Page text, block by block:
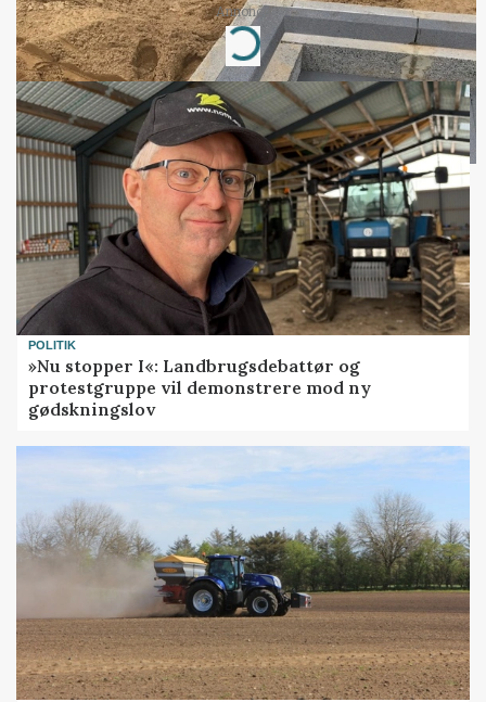
Annonce
Loading...
POLITIK
»Nu stopper I«: Landbrugsdebattør og
protestgruppe vil demonstrere mod ny
gødskningslov